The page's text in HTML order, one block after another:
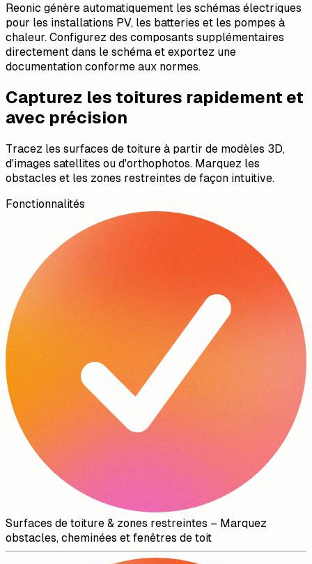
Reonic génère automatiquement les schémas électriques
pour les installations PV, les batteries et les pompes à
chaleur. Configurez des composants supplémentaires
directement dans le schéma et exportez une
documentation conforme aux normes.
Capturez les toitures rapidement et
avec précision
Tracez les surfaces de toiture à partir de modèles 3D,
d'images satellites ou d'orthophotos. Marquez les
obstacles et les zones restreintes de façon intuitive.
Fonctionnalités
Surfaces de toiture & zones restreintes – Marquez
obstacles, cheminées et fenêtres de toit